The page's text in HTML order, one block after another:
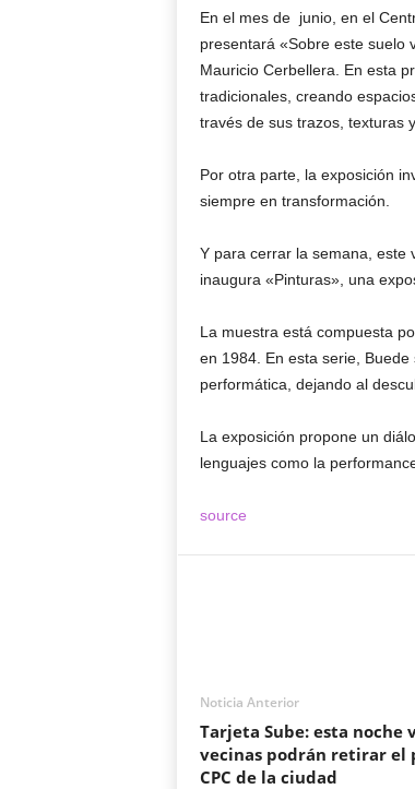
En el mes de junio, en el
presentará «Sobre este suelo
Mauricio Cerbellera. En esta
tradicionales, creando
través de sus trazos, texturas
Por otra parte, la exposición
siempre en transformación.
Y para cerrar la semana, este
inaugura «Pinturas», una
La muestra está compuesta
en 1984. En esta serie,
performática, dejando al
La exposición propone un
lenguajes como la
source
Noticia Anterior
Tarjeta Sube: esta noche
vecinas podrán retirar el
CPC de la ciudad